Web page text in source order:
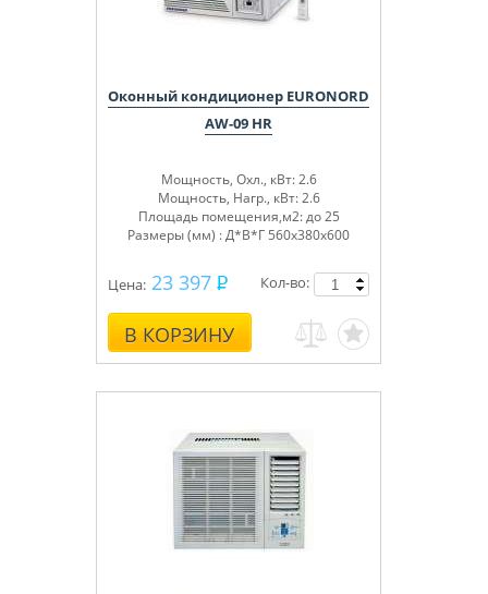
Оконный кондиционер EURONORD
AW-09 HR
Мощность, Охл., кВт: 2.6
Мощность, Нагр., кВт: 2.6
Площадь помещения,м2: до 25
Размеры (мм) : Д*В*Г 560x380x600
Цена: 23 397
В КОРЗИНУ
Кол-во: